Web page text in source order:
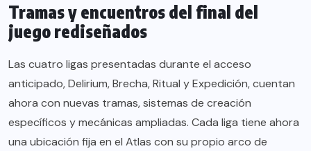
Tramas y encuentros del final del
juego rediseñados
Las cuatro ligas presentadas durante el acceso
anticipado, Delirium, Brecha, Ritual y Expedición, cuentan
ahora con nuevas tramas, sistemas de creación
específicos y mecánicas ampliadas. Cada liga tiene ahora
una ubicación fija en el Atlas con su propio arco de